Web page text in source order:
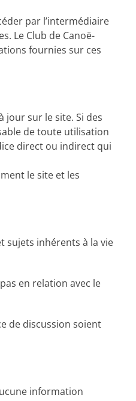
par l’intermédiaire
Le Club de Canoë-
fournies sur ces
jour sur le site. Si des
de toute utilisation
direct ou indirect qui
le site et les
sujets inhérents à la vie
en relation avec le
de discussion soient
information